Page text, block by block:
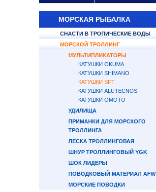
МОРСКАЯ РЫБАЛКА
СНАСТИ В ТРОПИЧЕСКИЕ ВОДЫ
МОРСКОЙ ТРОЛЛИНГ
МУЛЬТИПЛИКАТОРЫ
КАТУШКИ OKUMA
КАТУШКИ SHIMANO
КАТУШКИ SFT
КАТУШКИ ALUTECNOS
КАТУШКИ OMOTO
УДИЛИЩА
ПРИМАНКИ ДЛЯ МОРСКОГО
ТРОЛЛИНГА
ЛЕСКА ТРОЛЛИНГОВАЯ
ШНУР ТРОЛЛИНГОВЫЙ YGK
ШОК ЛИДЕРЫ
ПОВОДКОВЫЙ МАТЕРИАЛ AFW
МОРСКИЕ ПОВОДКИ